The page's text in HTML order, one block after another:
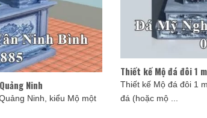
Thiết kế Mộ đá đôi 1
Thiết kế Mộ đá đôi 1
đá (hoặc mộ ...
Ninh
Ninh, kiểu Mộ một